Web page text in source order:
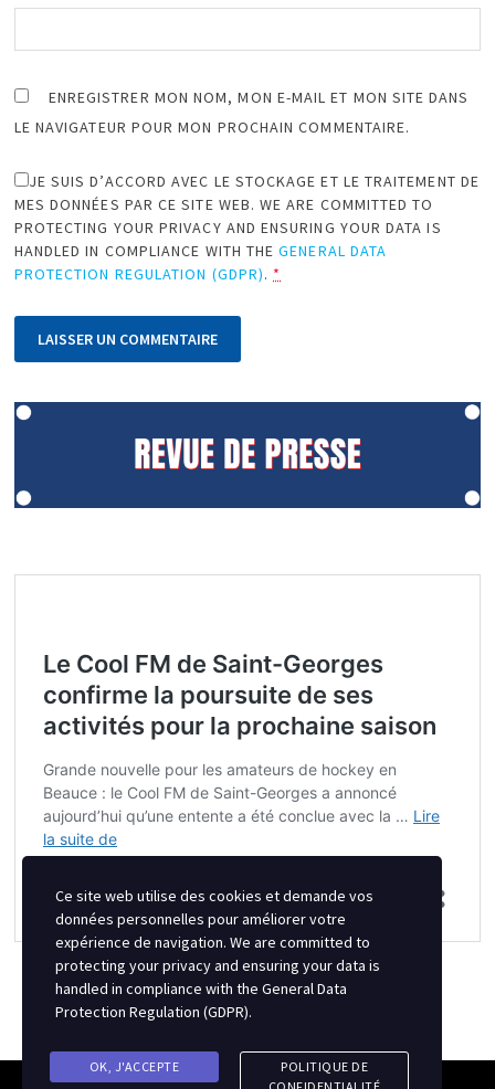
ENREGISTRER MON NOM, MON E-MAIL ET MON SITE DANS
LE NAVIGATEUR POUR MON PROCHAIN COMMENTAIRE.
JE SUIS D’ACCORD AVEC LE STOCKAGE ET LE TRAITEMENT DE
MES DONNÉES PAR CE SITE WEB. WE ARE COMMITTED TO
PROTECTING YOUR PRIVACY AND ENSURING YOUR DATA IS
HANDLED IN COMPLIANCE WITH THEGENERAL DATA
PROTECTION REGULATION (GDPR). *
Ce site web utilise des cookies et demande vos
données personnelles pour améliorer votre
expérience de navigation. We are committed to
protecting your privacy and ensuring your data is
handled in compliance with the General Data
Protection Regulation (GDPR).
OK, J'ACCEPTE
POLITIQUE DE